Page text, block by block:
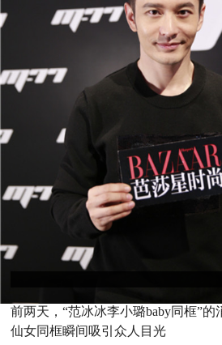
前两天，“范冰冰李小璐baby同框”
仙女同框瞬间吸引众人目光